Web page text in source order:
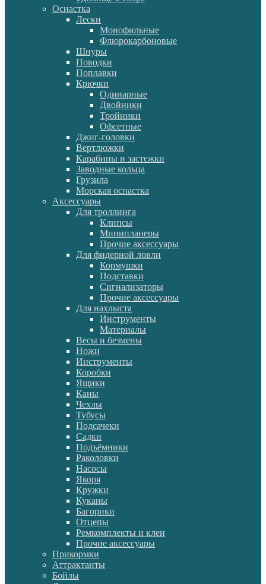
Оснастка
Лески
Монофильные
Флюрокарбоновые
Шнуры
Поводки
Поплавки
Крючки
Одинарные
Двойники
Тройники
Офсетные
Джиг-головки
Вертлюжки
Карабины и застежки
Заводные кольца
Грузила
Морская оснастка
Аксессуары
Для троллинга
Клипсы
Минипланеры
Прочие аксессуары
Для фидерной ловли
Кормушки
Подставки
Сигнализаторы
Прочие аксессуары
Для нахлыста
Инструменты
Материалы
Весы и безмены
Ножи
Инструменты
Коробки
Ящики
Каны
Чехлы
Тубусы
Подсачеки
Садки
Подъёмники
Раколовки
Насосы
Якоря
Кружки
Куканы
Багорики
Отцепы
Ремкомплекты и клеи
Прочие аксессуары
Прикормки
Аттрактанты
Бойлы